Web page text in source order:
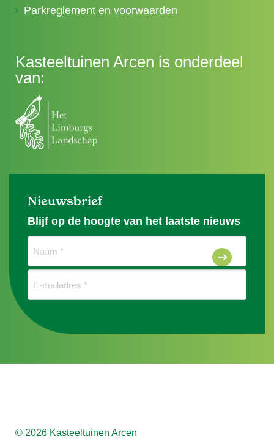
Parkreglement en voorwaarden
Kasteeltuinen Arcen is onderdeel
van:
Nieuwsbrief
Blijf op de hoogte van het laatste nieuws
© 2026 Kasteeltuinen Arcen